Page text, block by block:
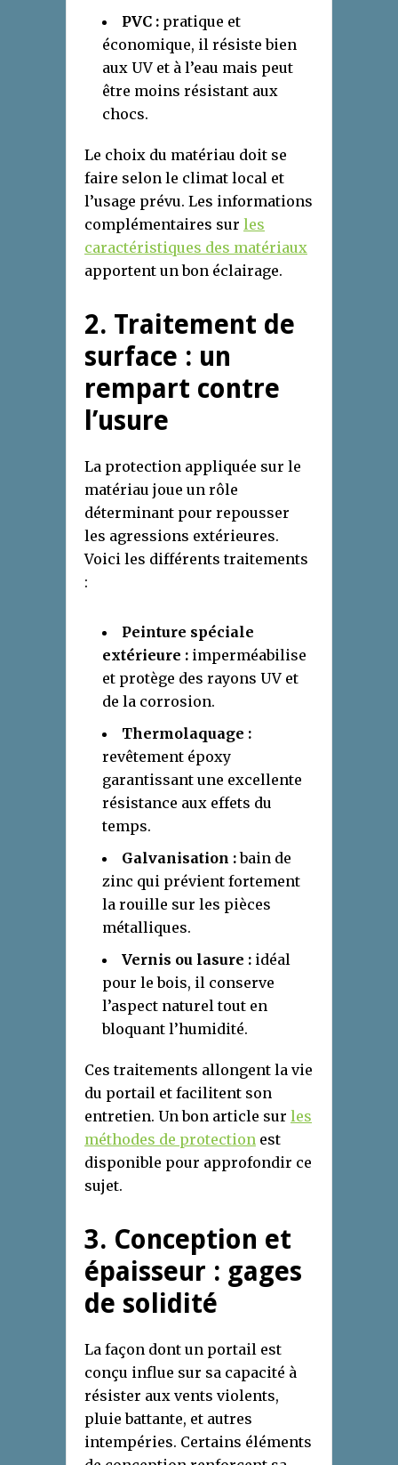
PVC : pratique et
économique, il résiste bien
aux UV et à l’eau mais peut
être moins résistant aux
chocs.
Le choix du matériau doit se
faire selon le climat local et
l’usage prévu. Les informations
complémentaires sur les
caractéristiques des matériaux
apportent un bon éclairage.
2. Traitement de
surface : un
rempart contre
l’usure
La protection appliquée sur le
matériau joue un rôle
déterminant pour repousser
les agressions extérieures.
Voici les différents traitements
:
Peinture spéciale
extérieure : imperméabilise
et protège des rayons UV et
de la corrosion.
Thermolaquage :
revêtement époxy
garantissant une excellente
résistance aux effets du
temps.
Galvanisation :bain de
zinc qui prévient fortement
la rouille sur les pièces
métalliques.
Vernis ou lasure : idéal
pour le bois, il conserve
l’aspect naturel tout en
bloquant l’humidité.
Ces traitements allongent la vie
du portail et facilitent son
entretien. Un bon article sur les
méthodes de protection est
disponible pour approfondir ce
sujet.
3. Conception et
épaisseur : gages
de solidité
La façon dont un portail est
conçu influe sur sa capacité à
résister aux vents violents,
pluie battante, et autres
intempéries. Certains éléments